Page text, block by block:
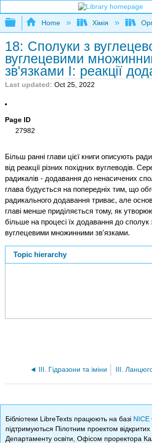
Expand/collapse global
Home Хімія
18: Сполуки з
вуглецевими
зв'язками I: реакції
Last updated Oct 25, 2022
Page ID
27982
Більш ранні глави цієї книги описують
від реакції різних похідних вуглеводів.
радикалів - додавання до ненасичених
глава будується на попередніх тим, що
радикального додавання триває, але
главі менше приділяється тому, як
більше на процесі їх додавання до сполук
вуглецевими множинними зв'язками.
Topic hierarchy
ІІІ. Гідразони та іміни III.
Бібліотеки LibreTexts працюють на базі NICE
підтримуються Пілотним проектом відкритих
Департаменту освіти, Офісом проректора